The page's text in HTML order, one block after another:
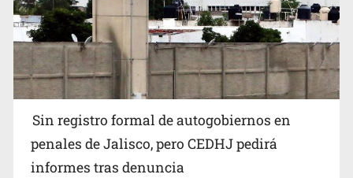
Sin registro formal de autogobiernos en
penales de Jalisco, pero CEDHJ pedirá
informes tras denuncia